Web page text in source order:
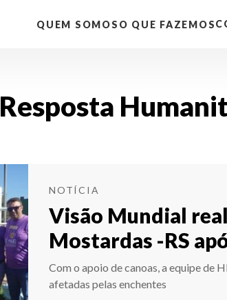
QUEM SOMOS O QUE FAZEMOS
Resposta
NOTÍCIA
Visão Mundial
Mostardas -RS
Com o apoio de canoas, a equipe de
afetadas pelas enchentes